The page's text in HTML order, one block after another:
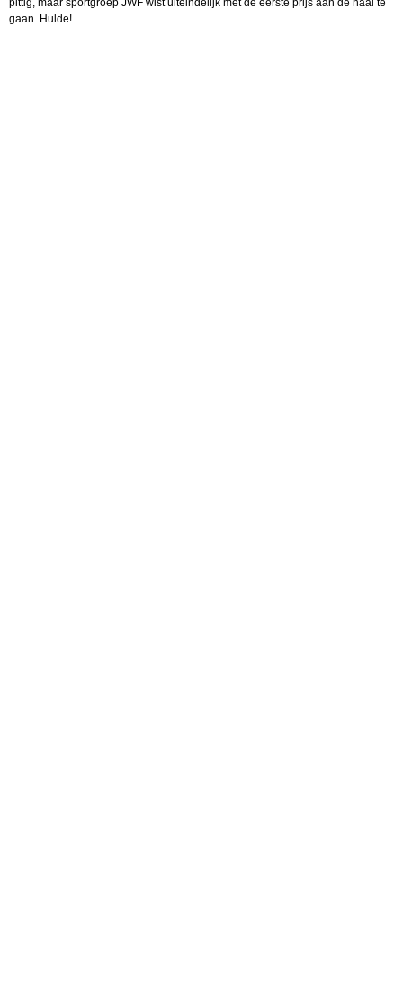
pittig, maar sportgroep JWF wist uiteindelijk met de eerste prijs aan de haal te
gaan. Hulde!